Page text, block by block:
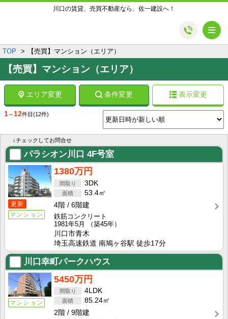
川口の賃貸、売買不動産なら、佐一建設へ！
TOP 【売買】マンション（エリア）
【売買】マンション（エリア）
エリア変更 条件変更 表示変更
1～12件目 (12件)
↓チェックしてお問合せ
パラシオン川口 4F号室
更新
マンション
1380万円
3DK
53.4㎡
4階
6階建
鉄筋コンクリート
1981年5月
（築45年）
川口市青木
埼玉高速鉄道 南鳩ヶ谷駅 徒歩17分
川口幸町パークハウス
マンション
5450万円
4LDK
85.24㎡
2階
9階建